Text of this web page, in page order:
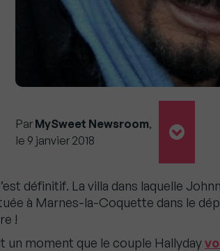
Par MySweet Newsroom,
le 9 janvier 2018
définitif. La villa dans laquelle
à Marnes-la-Coquette dans le
!
un moment que le couple Hallyday